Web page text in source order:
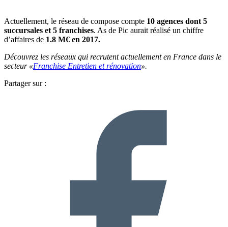
Actuellement, le réseau de compose compte 10 agences dont 5
succursales et 5 franchises. As de Pic aurait réalisé un chiffre
d’affaires de 1.8 M€ en 2017.
Découvrez les réseaux qui recrutent actuellement en France dans le
secteur «Franchise Entretien et rénovation».
Partager sur :